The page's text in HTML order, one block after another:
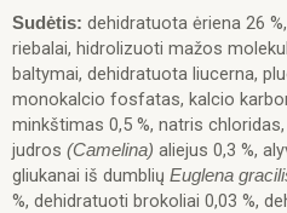
veislių
šunims
su
ėriena,
L,
12
kg
Sudėtis: dehidratuota ėriena 26
riebalai, hidrolizuoti mažos
baltymai, dehidratuota liucerna,
monokalcio fosfatas, kalcio
minkštimas 0,5 %, natris
judros (Camelina) aliejus 0,3 %,
gliukanai iš dumblių Euglena
%, dehidratuoti brokoliai 0,03 %,